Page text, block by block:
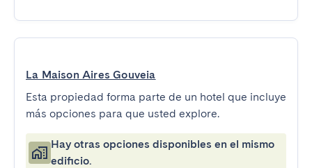
La Maison Aires Gouveia
Esta propiedad forma parte de un hotel que incluye
más opciones para que usted explore.
Hay otras opciones disponibles en el mismo
edificio.